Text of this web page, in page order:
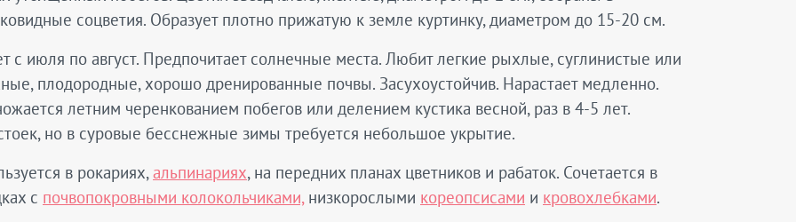
соцветия. Образует плотно прижатую к земле куртинку, диаметром до 15-20 см.
с июля по август. Предпочитает солнечные места. Любит легкие рыхлые, суглинистые или
плодородные, хорошо дренированные почвы. Засухоустойчив. Нарастает медленно.
летним черенкованием побегов или делением кустика весной, раз в 4-5 лет.
но в суровые бесснежные зимы требуется небольшое укрытие.
в рокариях,альпинариях, на передних планах цветников и рабаток. Сочетается в
с почвопокровными колокольчиками,низкорослыми кореопсисами и кровохлебками.